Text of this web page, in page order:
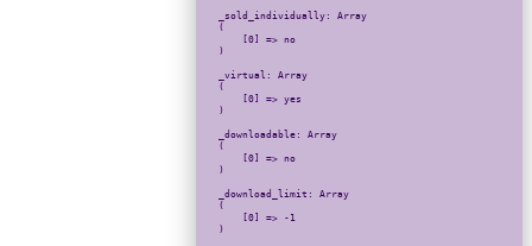
_sold_individually: Array
(
    [0] => no
)
_virtual: Array
(
    [0] => yes
)
_downloadable: Array
(
    [0] => no
)
_download_limit: Array
(
    [0] => -1
)